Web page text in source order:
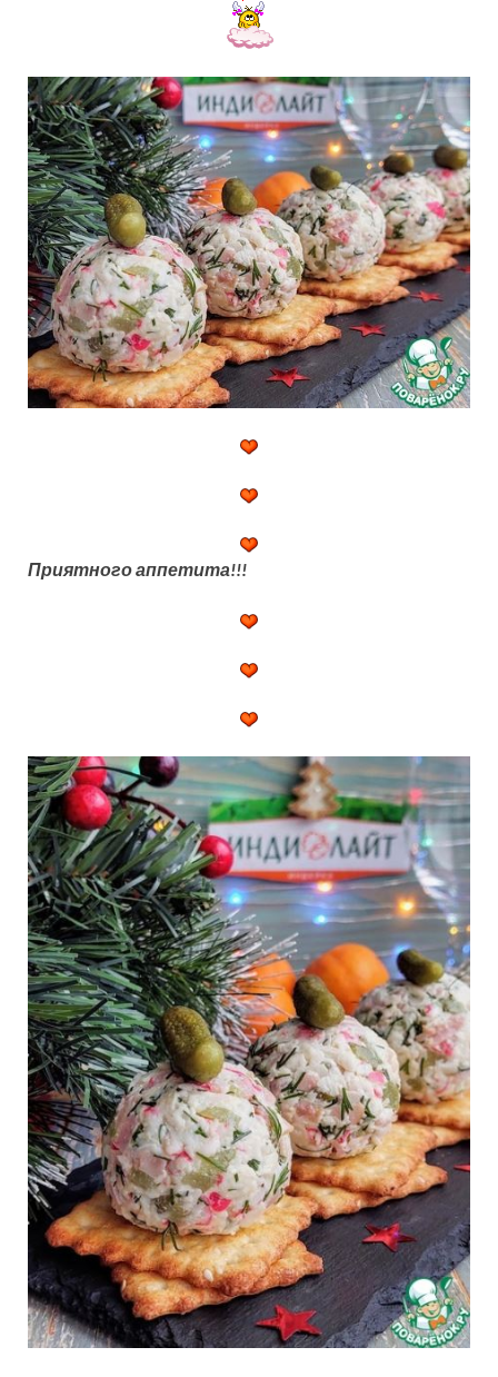
Приятного аппетита!!!